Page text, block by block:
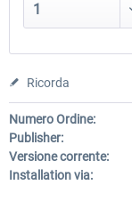
Ricorda
Numero Ordine:
Publisher:
Versione corrente:
Installation via: